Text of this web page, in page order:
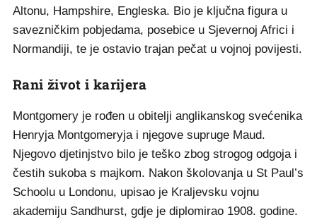
Altonu, Hampshire, Engleska. Bio je ključna figura u
savezničkim pobjedama, posebice u Sjevernoj Africi i
Normandiji, te je ostavio trajan pečat u vojnoj povijesti.
Rani život i karijera
Montgomery je rođen u obitelji anglikanskog svećenika
Henryja Montgomeryja i njegove supruge Maud.
Njegovo djetinjstvo bilo je teško zbog strogog odgoja i
čestih sukoba s majkom. Nakon školovanja u St Paul’s
Schoolu u Londonu, upisao je Kraljevsku vojnu
akademiju Sandhurst, gdje je diplomirao 1908. godine.